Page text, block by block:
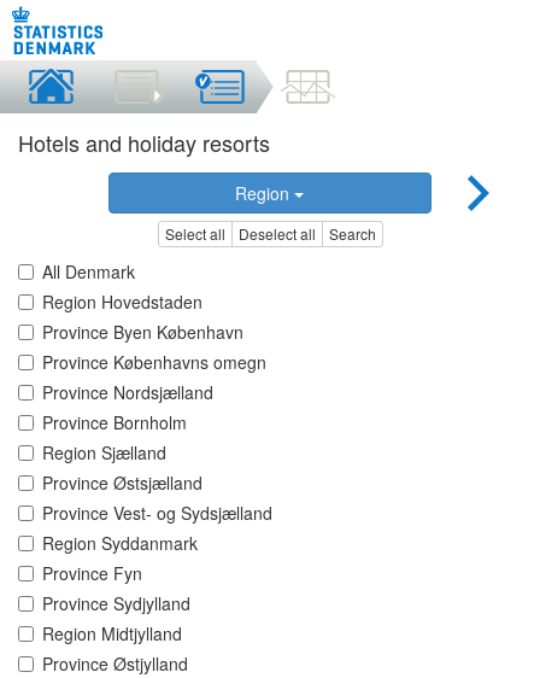
Hotels and holiday resorts
Region
Select all Deselect all Search
All Denmark
Region Hovedstaden
Province Byen København
Province Københavns omegn
Province Nordsjælland
Province Bornholm
Region Sjælland
Province Østsjælland
Province Vest- og Sydsjælland
Region Syddanmark
Province Fyn
Province Sydjylland
Region Midtjylland
Province Østjylland